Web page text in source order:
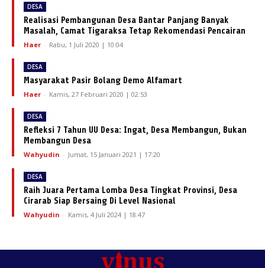
DESA
Realisasi Pembangunan Desa Bantar Panjang Banyak
Masalah, Camat Tigaraksa Tetap Rekomendasi Pencairan
Haer - Rabu, 1 Juli 2020 | 10:04
DESA
Masyarakat Pasir Bolang Demo Alfamart
Haer - Kamis, 27 Februari 2020 | 02:53
DESA
Refleksi 7 Tahun UU Desa: Ingat, Desa Membangun, Bukan
Membangun Desa
Wahyudin - Jumat, 15 Januari 2021 | 17:20
DESA
Raih Juara Pertama Lomba Desa Tingkat Provinsi, Desa
Cirarab Siap Bersaing Di Level Nasional
Wahyudin - Kamis, 4 Juli 2024 | 18:47